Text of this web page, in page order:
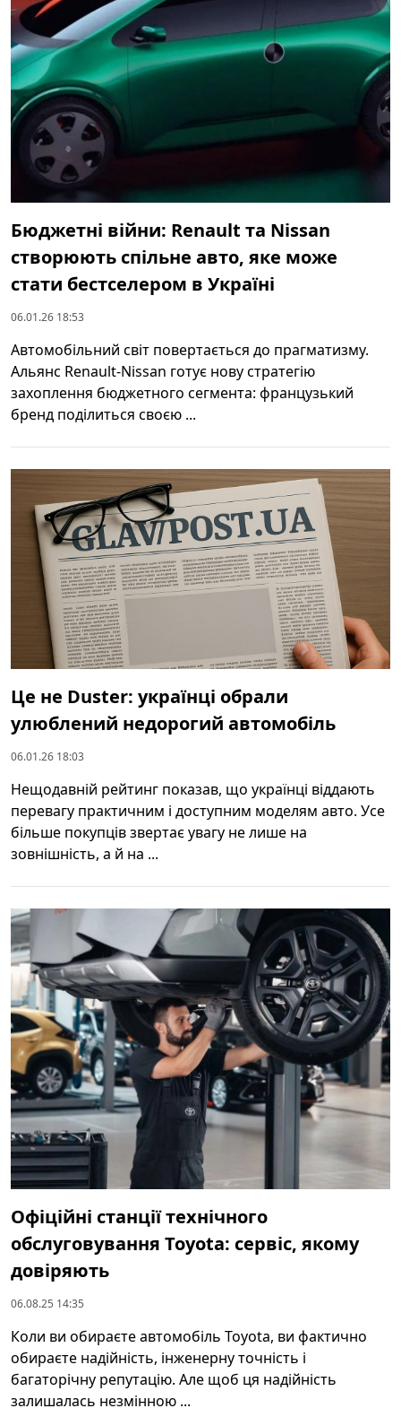
Бюджетні війни: Renault та Nissan
створюють спільне авто, яке може
стати бестселером в Україні
06.01.26 18:53
Автомобільний світ повертається до прагматизму.
Альянс Renault-Nissan готує нову стратегію
захоплення бюджетного сегмента: французький
бренд поділиться своєю ...
Це не Duster: українці обрали
улюблений недорогий автомобіль
06.01.26 18:03
Нещодавній рейтинг показав, що українці віддають
перевагу практичним і доступним моделям авто. Усе
більше покупців звертає увагу не лише на
зовнішність, а й на ...
Офіційні станції технічного
обслуговування Toyota: сервіс, якому
довіряють
06.08.25 14:35
Коли ви обираєте автомобіль Toyota, ви фактично
обираєте надійність, інженерну точність і
багаторічну репутацію. Але щоб ця надійність
залишалась незмінною ...